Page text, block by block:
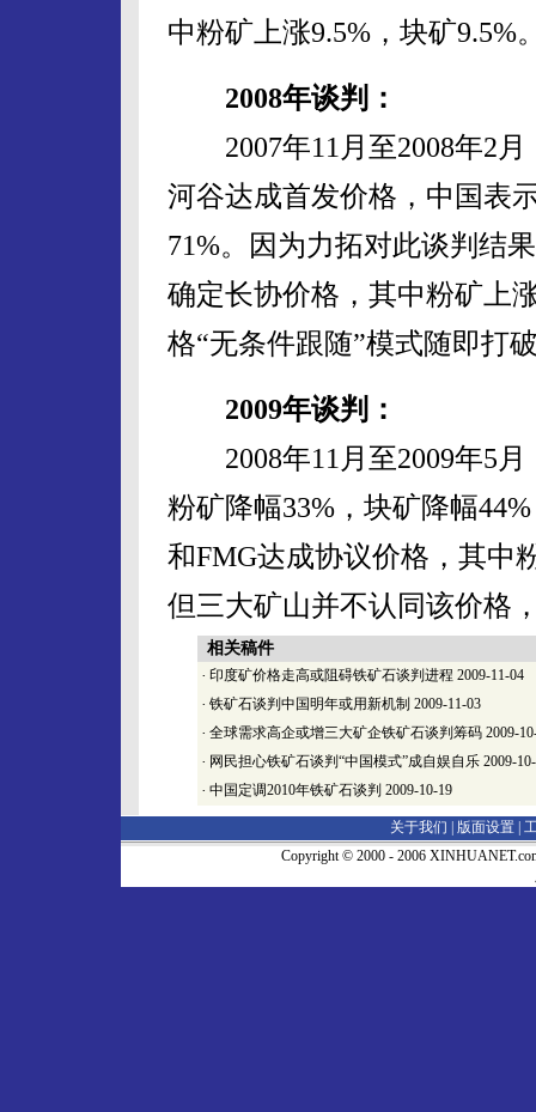
中粉矿上涨9.5%，块矿9.5%
2008年谈判：
2007年11月至2008年2月
河谷达成首发价格，中国表
71%。因为力拓对此谈判结
确定长协价格，其中粉矿上
格“无条件跟随”模式随即打
2009年谈判：
2008年11月至2009年5月
粉矿降幅33%，块矿降幅
和FMG达成协议价格，其中
但三大矿山并不认同该价格
相关稿件
· 印度矿价格走高或阻碍铁矿石谈判进程 2009-11-04
· 铁矿石谈判中国明年或用新机制 2009-11-03
· 全球需求高企或增三大矿企铁矿石谈判筹码 2009-
· 网民担心铁矿石谈判“中国模式”成自娱自乐 2009-
· 中国定调2010年铁矿石谈判 2009-10-19
关于我们 | 版面设置
Copyright © 2000 - 2006